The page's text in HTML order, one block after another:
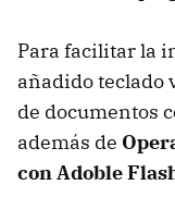
Para facilitar la
añadido teclado
de documentos
además de
con Adoble